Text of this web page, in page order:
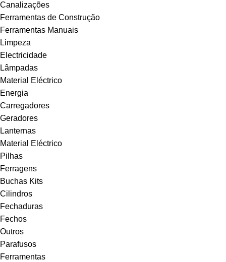
Canalizações
Ferramentas de Construção
Ferramentas Manuais
Limpeza
Electricidade
Lâmpadas
Material Eléctrico
Energia
Carregadores
Geradores
Lanternas
Material Eléctrico
Pilhas
Ferragens
Buchas Kits
Cilindros
Fechaduras
Fechos
Outros
Parafusos
Ferramentas